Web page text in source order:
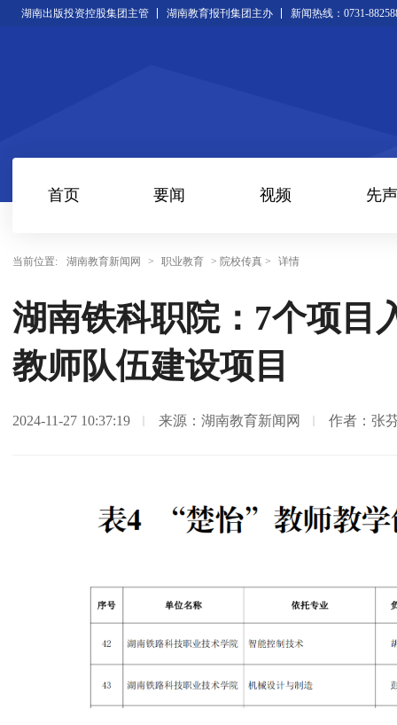
湖南出版投资控股集团主管 湖南教育报刊集团主办 新闻热线：0731-
首页 要闻 视频 先声
当前位置: 湖南教育新闻网 > 职业教育 > 院校传真 > 详情
湖南铁科职院：7个项目
教师队伍建设项目
2024-11-27 10:37:19 来源：湖南教育新闻网 作者：张